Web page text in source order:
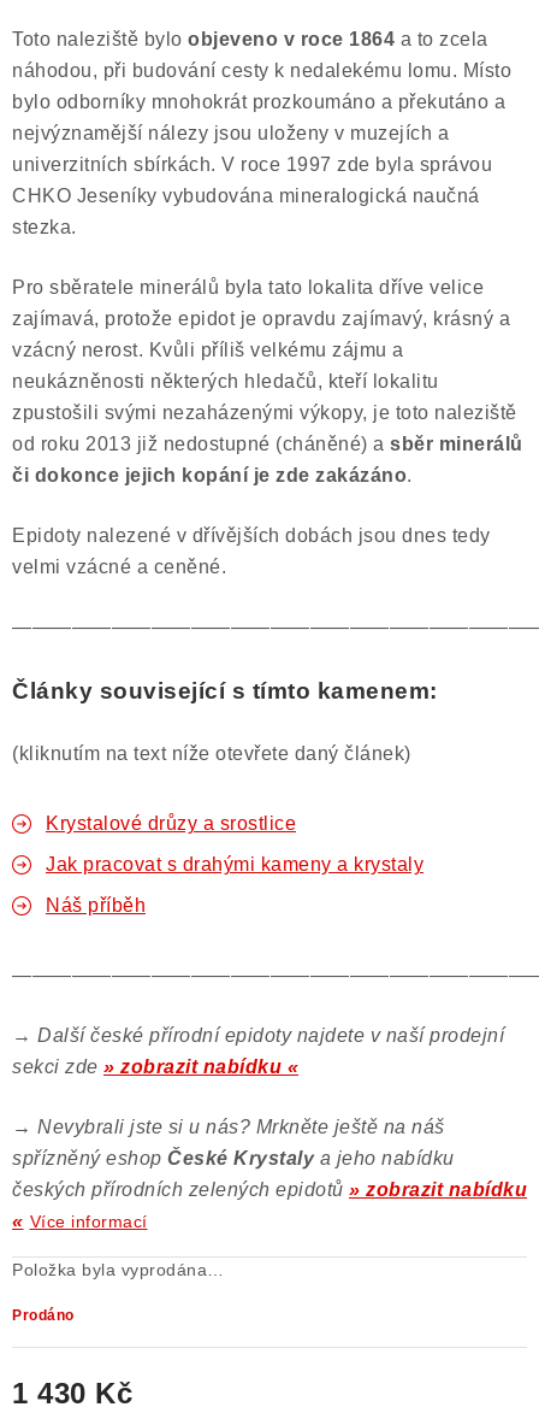
Toto naleziště bylo objeveno v roce 1864 a to zcela
náhodou, při budování cesty k nedalekému lomu. Místo
bylo odborníky mnohokrát prozkoumáno a překutáno a
nejvýznamější nálezy jsou uloženy v muzejích a
univerzitních sbírkách. V roce 1997 zde byla správou
CHKO Jeseníky vybudována mineralogická naučná
stezka.
Pro sběratele minerálů byla tato lokalita dříve velice
zajímavá, protože epidot je opravdu zajímavý, krásný a
vzácný nerost. Kvůli příliš velkému zájmu a
neukázněnosti některých hledačů, kteří lokalitu
zpustošili svými nezaházenými výkopy, je toto naleziště
od roku 2013 již nedostupné (cháněné) a sběr minerálů
či dokonce jejich kopání je zde zakázáno.
Epidoty nalezené v dřívějších dobách jsou dnes tedy
velmi vzácné a ceněné.
Články související s tímto kamenem:
(kliknutím na text níže otevřete daný článek)
Krystalové drůzy a srostlice
Jak pracovat s drahými kameny a krystaly
Náš příběh
→ Další české přírodní epidoty najdete v naší prodejní
sekci zde » zobrazit nabídku «
→ Nevybrali jste si u nás? Mrkněte ještě na náš
spřízněný eshop České Krystaly a jeho nabídku
českých přírodních zelených epidotů » zobrazit nabídku
« Více informací
Položka byla vyprodána…
Prodáno
1 430 Kč